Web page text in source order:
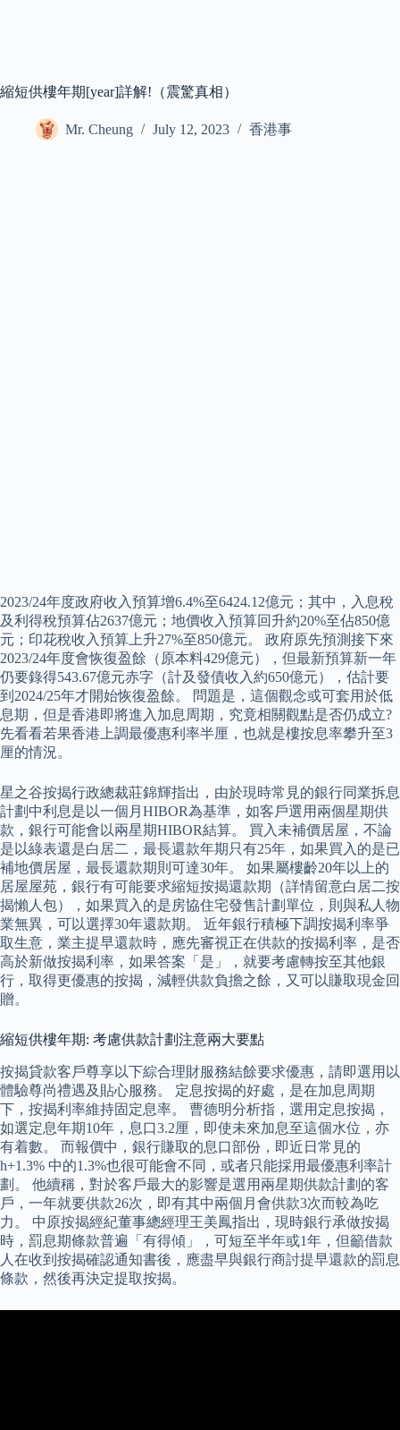
縮短供樓年期[year]詳解!（震驚真相）
Mr. Cheung July 12, 2023 香港事
2023/24年度政府收入預算增6.4%至6424.12億元；其中，入息稅
及利得稅預算佔2637億元；地價收入預算回升約20%至佔850億
元；印花稅收入預算上升27%至850億元。 政府原先預測接下來
2023/24年度會恢復盈餘（原本料429億元），但最新預算新一年
仍要錄得543.67億元赤字（計及發債收入約650億元），估計要
到2024/25年才開始恢復盈餘。 問題是，這個觀念或可套用於低
息期，但是香港即將進入加息周期，究竟相關觀點是否仍成立?
先看看若果香港上調最優惠利率半厘，也就是樓按息率攀升至3
厘的情況。
星之谷按揭行政總裁莊錦輝指出，由於現時常見的銀行同業拆息
計劃中利息是以一個月HIBOR為基準，如客戶選用兩個星期供
款，銀行可能會以兩星期HIBOR結算。 買入未補價居屋，不論
是以綠表還是白居二，最長還款年期只有25年，如果買入的是已
補地價居屋，最長還款期則可達30年。 如果屬樓齡20年以上的
居屋屋苑，銀行有可能要求縮短按揭還款期（詳情留意白居二按
揭懶人包），如果買入的是房協住宅發售計劃單位，則與私人物
業無異，可以選擇30年還款期。 近年銀行積極下調按揭利率爭
取生意，業主提早還款時，應先審視正在供款的按揭利率，是否
高於新做按揭利率，如果答案「是」，就要考慮轉按至其他銀
行，取得更優惠的按揭，減輕供款負擔之餘，又可以賺取現金回
贈。
縮短供樓年期: 考慮供款計劃注意兩大要點
按揭貸款客戶尊享以下綜合理財服務結餘要求優惠，請即選用以
體驗尊尚禮遇及貼心服務。 定息按揭的好處，是在加息周期
下，按揭利率維持固定息率。 曹德明分析指，選用定息按揭，
如選定息年期10年，息口3.2厘，即使未來加息至這個水位，亦
有着數。 而報價中，銀行賺取的息口部份，即近日常見的
h+1.3% 中的1.3%也很可能會不同，或者只能採用最優惠利率計
劃。 他續稱，對於客戶最大的影響是選用兩星期供款計劃的客
戶，一年就要供款26次，即有其中兩個月會供款3次而較為吃
力。 中原按揭經紀董事總經理王美鳳指出，現時銀行承做按揭
時，罰息期條款普遍「有得傾」，可短至半年或1年，但籲借款
人在收到按揭確認通知書後，應盡早與銀行商討提早還款的罰息
條款，然後再決定提取按揭。